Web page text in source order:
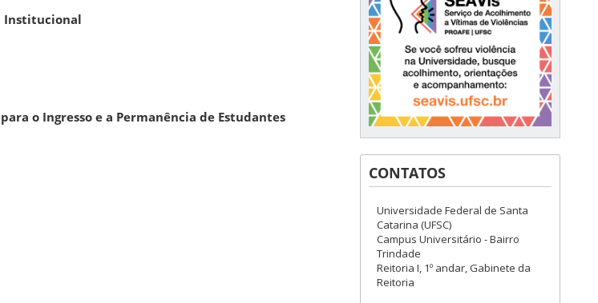
Institucional
o Ingresso e a Permanência de Estudantes
CONTATOS
Universidade Federal de Santa
Catarina (UFSC)
Campus Universitário - Bairro
Trindade
Reitoria I, 1º andar, Gabinete da
Reitoria